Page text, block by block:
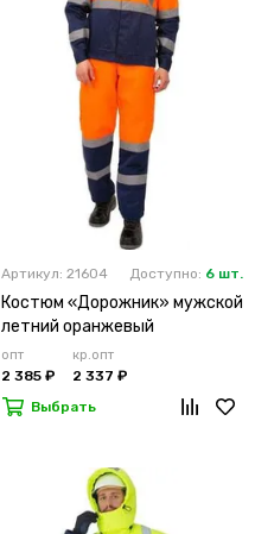
Артикул: 21604 Доступно: 6 шт.
Костюм «Дорожник» мужской
летний оранжевый
опт
2 385 ₽
кр.опт
2 337 ₽
Выбрать